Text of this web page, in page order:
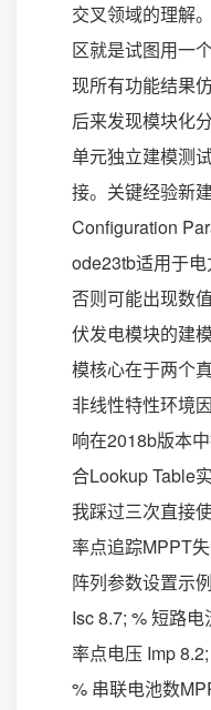
交叉领域的理解
区就是试图用一
现所有功能结果
后来发现模块化
单元独立建模测
接。关键经验新
Configuration
ode23tb适用于
否则可能出现数
伏发电模块的建
模核心在于两个
非线性特性环境
响在2018b版本
合Lookup Table
我踩过三次直接
率点追踪MPPT
阵列参数设置示
Isc 8.7; % 短路
率点电压 Imp
% 串联电池数